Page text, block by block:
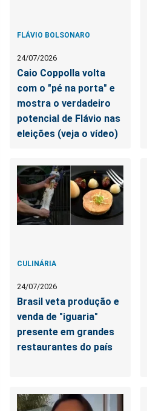
FLÁVIO BOLSONARO
24/07/2026
Caio Coppolla volta
com o "pé na porta" e
mostra o verdadeiro
potencial de Flávio nas
eleições (veja o vídeo)
CULINÁRIA
24/07/2026
Brasil veta produção e
venda de "iguaria"
presente em grandes
restaurantes do país